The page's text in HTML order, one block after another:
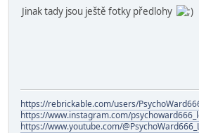
Jinak tady jsou ještě fotky předlohy
https://rebrickable.com/users/
https://www.instagram.com/
https://www.youtube.com/